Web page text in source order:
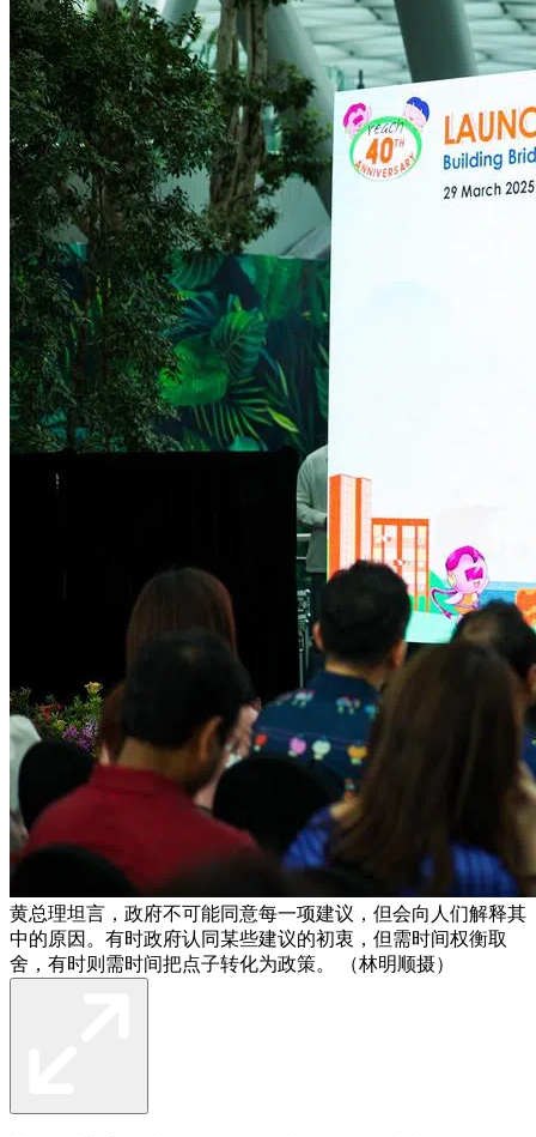
黄总理坦言，政府不可能同意每一项建议，但会向人们解释其
中的原因。有时政府认同某些建议的初衷，但需时间权衡取
舍，有时则需时间把点子转化为政策。 （林明顺摄）